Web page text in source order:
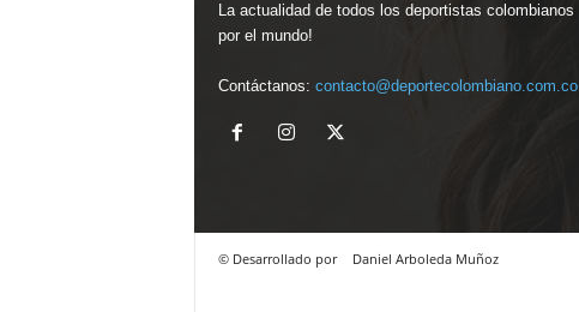
La actualidad de todos los deportistas colombianos
por el mundo!
Contáctanos: contacto@deportecolombiano.com.co
© Desarrollado por Daniel Arboleda Muñoz